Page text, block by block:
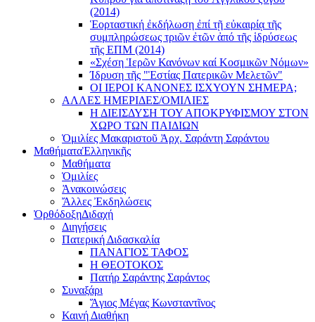
(2014)
Ἑορταστική ἐκδήλωση ἐπί τῇ εὐκαιρίᾳ τῆς
συμπληρώσεως τριῶν ἐτῶν ἀπό τῆς ἱδρύσεως
τῆς ΕΠΜ (2014)
«Σχέση Ἱερῶν Κανόνων καί Κοσμικῶν Νόμων»
Ίδρυση τῆς "Ἑστίας Πατερικῶν Μελετῶν"
ΟΙ ΙΕΡΟΙ ΚΑΝΟΝΕΣ ΙΣΧΥΟΥΝ ΣΗΜΕΡΑ;
ΑΛΛΕΣ ΗΜΕΡΙΔΕΣ/ΟΜΙΛΙΕΣ
Η ΔΙΕΙΣΔΥΣΗ ΤΟΥ ΑΠΟΚΡΥΦΙΣΜΟΥ ΣΤΟΝ
ΧΩΡΟ ΤΩΝ ΠΑΙΔΙΩΝ
Ὁμιλίες Μακαριστοῦ Ἀρχ. Σαράντη Σαράντου
ΜαθήματαἙλληνικῆς
Μαθήματα
Ὁμιλίες
Ἀνακοινώσεις
Ἄλλες Ἐκδηλώσεις
ὈρθόδοξηΔιδαχή
Διηγήσεις
Πατερική Διδασκαλία
ΠΑΝΑΓΙΟΣ ΤΑΦΟΣ
Η ΘΕΟΤΟΚΟΣ
Πατήρ Σαράντης Σαράντος
Συναξάρι
Ἅγιος Μέγας Κωνσταντῖνος
Καινή Διαθήκη